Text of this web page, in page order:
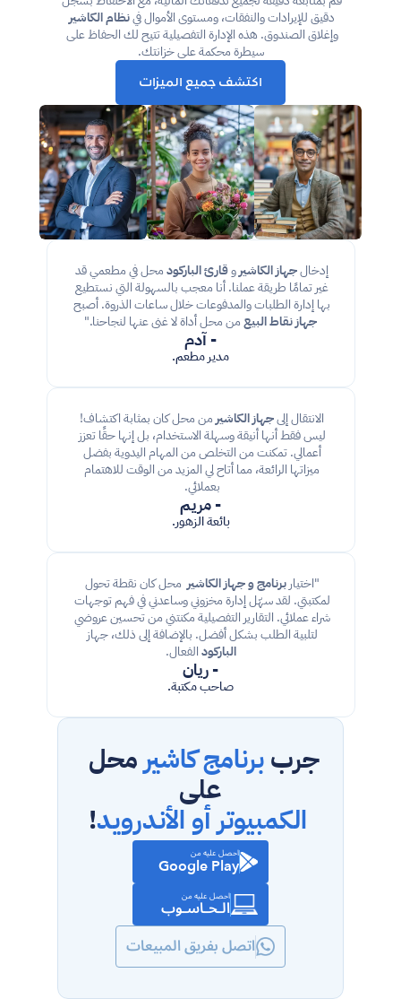
دقيق للإيرادات والنفقات، ومستوى الأموال في نظام الكاشير
سيطرة محكمة على خزانتك.
اكتشف جميع الميزات
إدخال جهاز الكاشير و قارئ الباركود
بها إدارة الطلبات والمدفوعات خلال ساعات الذروة. أصبح
جهاز نقاط البيع من محل أداة لا غنى عنها لنجاحنا."
- آدم
مدير مطعم.
الانتقال إلى جهاز الكاشير
بعملائي.
- مريم
بائعة الزهور.
"اختيار برنامج و جهاز الكاشير
لتلبية الطلب بشكل أفضل. بالإضافة إلى ذلك، جهاز
الباركود الفعال.
- ريان
صاحب مكتبة.
جرب برنامج كاشير
على
!
اتصل بفريق المبيعات
احصل عليه من
الـحـاسـوب
احصل عليه من
Google Play